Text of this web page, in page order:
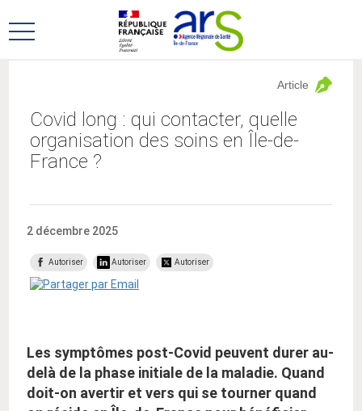
au
menu
au
contenu
Ouvrir
Covid long : qui contacter, quelle
organisation des soins en Île-de-
France ?
Article
2 décembre 2025
Autoriser Autoriser Autoriser
Les symptômes post-Covid peuvent durer au-
delà de la phase initiale de la maladie. Quand
doit-on avertir et vers qui se tourner quand